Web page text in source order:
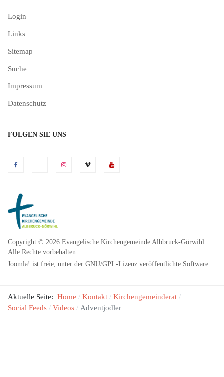
Login
Links
Sitemap
Suche
Impressum
Datenschutz
FOLGEN SIE UNS
Copyright © 2026 Evangelische Kirchengemeinde Albbruck-Görwihl.
Alle Rechte vorbehalten.
Joomla! ist freie, unter der GNU/GPL-Lizenz veröffentlichte Software.
Aktuelle Seite: Home Kontakt
Kirchengemeinderat
Social Feeds
Videos Adventjodler